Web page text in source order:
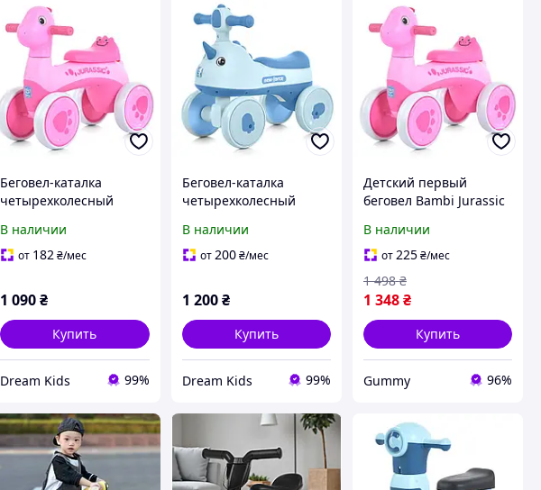
Беговел-каталка
четырехколесный
"Динозаврик" M 5853E-
8 с музыкой и
В наличии
от 182 ₴/мес
1 090₴
Купить
Dream Kids 99%
Беговел-каталка
четырехколесный
"Динозаврик" M 5856E-
12 с музыкой и
В наличии
от 200 ₴/мес
1 200 ₴
Купить
Dream Kids 99%
Детский первый
беговел Bambi Jurassic
пластиковый розовый
M 5853E
В наличии
от 225₴/мес
1 348₴
1 498 ₴
Купить
Gummy 96%